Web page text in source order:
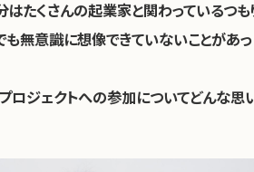
はたくさんの起業家と関わっているつも
も無意識に想像できていないことがあっ
ロジェクトへの参加についてどんな思